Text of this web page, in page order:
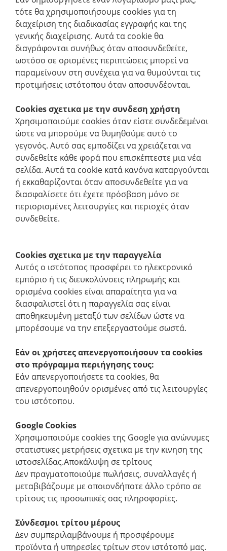
τότε θα χρησιμοποιήσουμε cookies για τη
διαχείριση της διαδικασίας εγγραφής και της
γενικής διαχείρισης. Αυτά τα cookie θα
διαγράφονται συνήθως όταν αποσυνδεθείτε,
ωστόσο σε ορισμένες περιπτώσεις μπορεί να
παραμείνουν στη συνέχεια για να θυμούνται τις
προτιμήσεις ιστότοπου όταν αποσυνδέονται.
Cookies σχετικα με την συνδεση χρήστη
Χρησιμοποιούμε cookies όταν είστε συνδεδεμένοι
ώστε να μπορούμε να θυμηθούμε αυτό το
γεγονός. Αυτό σας εμποδίζει να χρειάζεται να
συνδεθείτε κάθε φορά που επισκέπτεστε μια νέα
σελίδα. Αυτά τα cookie κατά κανόνα καταργούνται
ή εκκαθαρίζονται όταν αποσυνδεθείτε για να
διασφαλίσετε ότι έχετε πρόσβαση μόνο σε
περιορισμένες λειτουργίες και περιοχές όταν
συνδεθείτε.
Cookies σχετικα με την παραγγελία
Αυτός ο ιστότοπος προσφέρει το ηλεκτρονικό
εμπόριο ή τις διευκολύνσεις πληρωμής και
ορισμένα cookies είναι απαραίτητα για να
διασφαλιστεί ότι η παραγγελία σας είναι
αποθηκευμένη μεταξύ των σελίδων ώστε να
μπορέσουμε να την επεξεργαστούμε σωστά.
Εάν οι χρήστες απενεργοποιήσουν τα cookies
στο πρόγραμμα περιήγησης τους:
Εάν απενεργοποιήσετε τα cookies, θα
απενεργοποιηθούν ορισμένες από τις λειτουργίες
του ιστότοπου.
Google Cookies
Xρησιμοποιούμε cookies της Google για ανώνυμες
στατιστικες μετρήσεις σχετικα με την κινηση της
ιστοσελίδας.Αποκάλυψη σε τρίτους
Δεν πραγματοποιούμε πωλήσεις, συναλλαγές ή
μεταβιβάζουμε με οποιονδήποτε άλλο τρόπο σε
τρίτους τις προσωπικές σας πληροφορίες.
Σύνδεσμοι τρίτου μέρους
Δεν συμπεριλαμβάνουμε ή προσφέρουμε
προϊόντα ή υπηρεσίες τρίτων στον ιστότοπό μας.